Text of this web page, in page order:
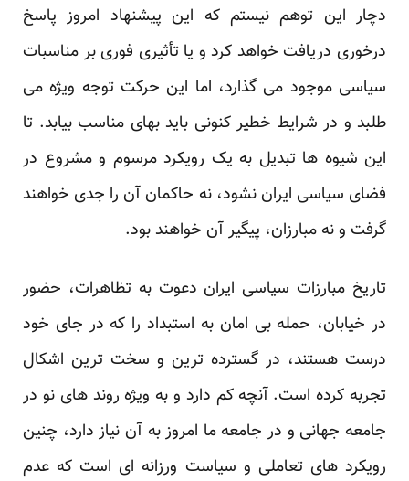
دچار این توهم نیستم که این پیشنهاد امروز پاسخ
درخوری دریافت خواهد کرد و یا تأثیری فوری بر مناسبات
سیاسی موجود می گذارد، اما این حرکت توجه ویژه می
طلبد و در شرایط خطیر کنونی باید بهای مناسب بیابد. تا
این شیوه ها تبدیل به یک رویکرد مرسوم و مشروع در
فضای سیاسی ایران نشود، نه حاکمان آن را جدی خواهند
گرفت و نه مبارزان، پیگیر آن خواهند بود.
تاریخ مبارزات سیاسی ایران دعوت به تظاهرات، حضور
در خیابان، حمله بی امان به استبداد را که در جای خود
درست هستند، در گسترده ترین و سخت ترین اشکال
تجربه کرده است. آنچه کم دارد و به ویژه روند های نو در
جامعه جهانی و در جامعه ما امروز به آن نیاز دارد، چنین
رویکرد های تعاملی و سیاست ورزانه ای است که عدم